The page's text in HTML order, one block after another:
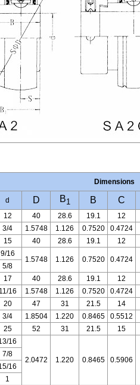
Dimensions
d D B1 B C
12 40 28.6 19.1 12
3/4 1.5748 1.126 0.7520 0.4724
15 40 28.6 19.1 12
9/16
1.5748 1.126 0.7520 0.4724
5/8
17 40 28.6 19.1 12
11/16 1.5748 1.126 0.7520 0.4724
20 47 31 21.5 14
3/4 1.8504 1.220 0.8465 0.5512
25 52 31 21.5 15
16
2.0472 1.220 0.8465 0.5906
7/8
16
1